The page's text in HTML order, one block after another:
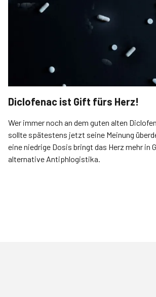
Diclofenac ist Gift fürs Herz!
Wer immer noch an dem guten alten
sollte spätestens jetzt seine Meinung
eine niedrige Dosis bringt das Herz mehr in
alternative Antiphlogistika.